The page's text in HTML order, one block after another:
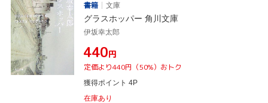
書籍
文庫
グラスホッパー 角川文庫
伊坂幸太郎
¥440円
定価より440円（50%）おトク
獲得ポイント 4P
在庫あり